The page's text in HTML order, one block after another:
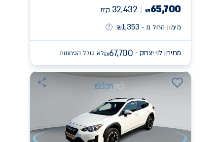
₪65,700
32,432 ק״מ
מימון החל מ -
₪1,353
מחירון לוי יצחק - ₪67,700 לא כולל הפחתות